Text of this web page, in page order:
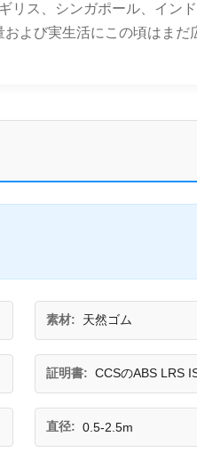
ス、シンガポール、イン
よび実生活にこの頃はまだ
素材: 天然ゴム
証明書: CCSのABS LRS
直径: 0.5-2.5m